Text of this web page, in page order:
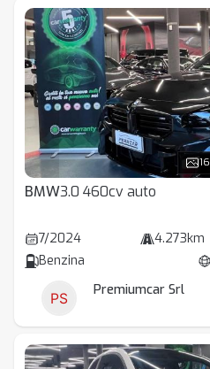
16
BMW3.0 460cv auto
7/2024
4.273km
Benzina
Premiumcar Srl